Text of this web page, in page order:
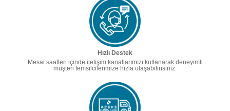
Hızlı Destek
Mesai saatleri içinde iletişim kanallarımızı kullanarak deneyimli
müşteri temsilcilerimize hızla ulaşabilirisiniz.